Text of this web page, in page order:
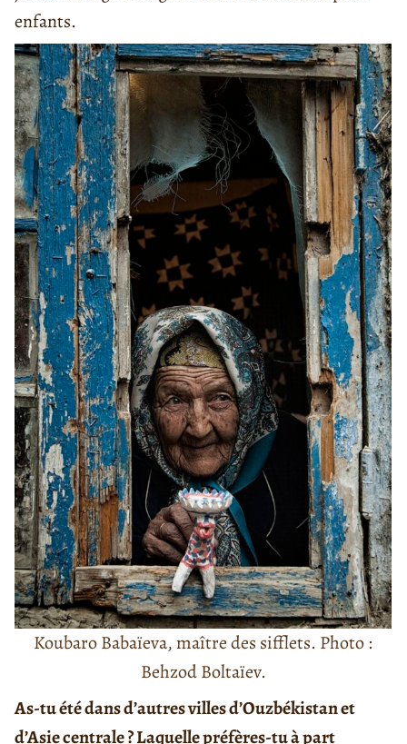
enfants.
Koubaro Babaïeva, maître des sifflets. Photo :
Behzod Boltaïev.
As-tu été dans d’autres villes d’Ouzbékistan et
d’Asie centrale ? Laquelle préfères-tu à part